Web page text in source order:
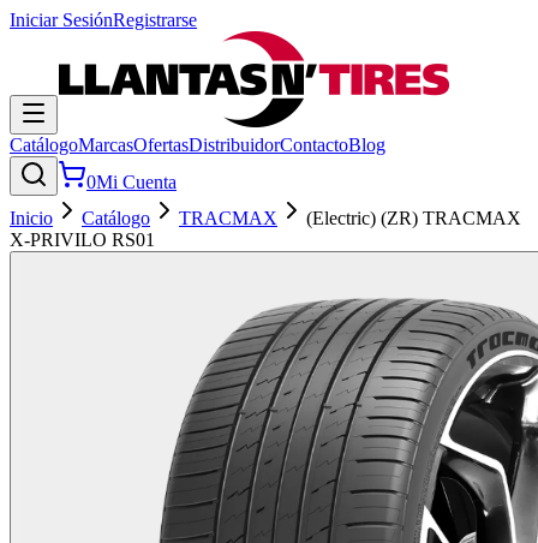
Iniciar SesiónRegistrarse
CatálogoMarcasOfertasDistribuidorContactoBlog
0Mi Cuenta
Inicio
Catálogo TRACMAX
(Electric) (ZR) TRACMAX
X-PRIVILO RS01